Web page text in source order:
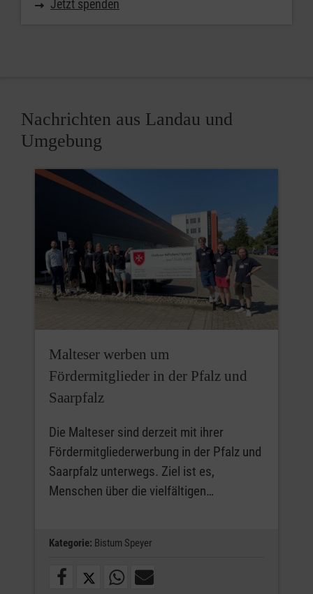
Jetzt spenden
Nachrichten aus Landau und
Umgebung
Malteser werben um
Fördermitglieder in der Pfalz und
Saarpfalz
Die Malteser sind derzeit mit ihrer
Fördermitgliederwerbung in der Pfalz und
Saarpfalz unterwegs. Ziel ist es,
Menschen über die vielfältigen…
Kategorie: Bistum Speyer